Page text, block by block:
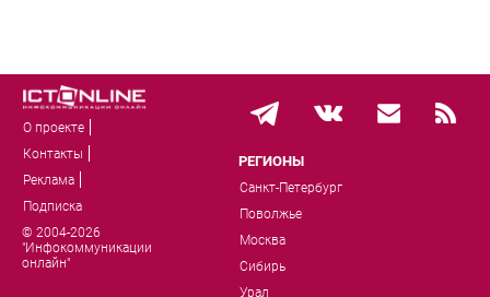
О проекте
Контакты
Реклама
Подписка
© 2004-2026
"Инфокоммуникации
онлайн"
РЕГИОНЫ
Санкт-Петербург
Поволжье
Москва
Сибирь
Урал